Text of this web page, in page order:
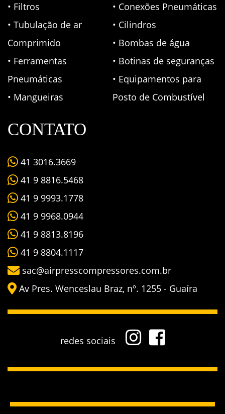
• Filtros
• Tubulação de ar
Comprimido
• Ferramentas
Pneumáticas
• Mangueiras
• Conexões Pneumáticas
• Cilindros
• Bombas de água
• Botinas de seguranças
• Equipamentos para
Posto de Combustível
CONTATO
41 3016.3669
41 9 8816.5468
41 9 9993.1778
41 9 9968.0944
41 9 8813.8196
41 9 8804.1117
sac@airpresscompressores.com.br
Av Pres. Wenceslau Braz, nº. 1255 - Guaíra
redes sociais